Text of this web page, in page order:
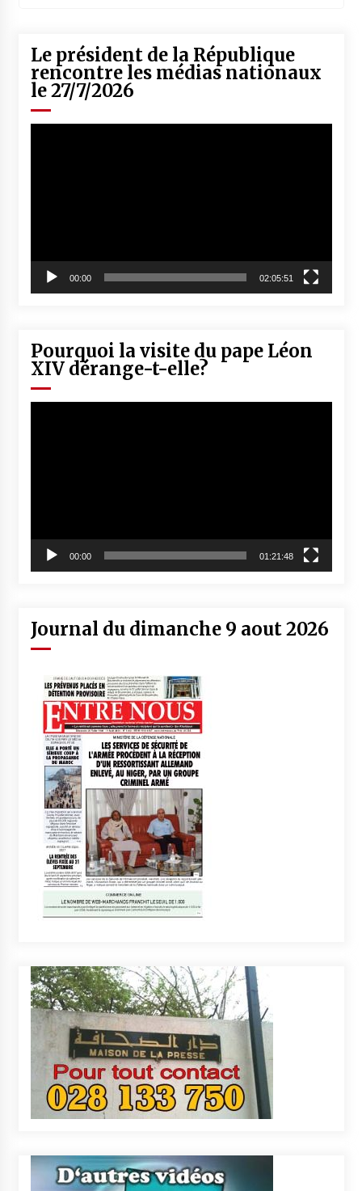
Le président de la République
rencontre les médias nationaux
le 27/7/2026
00:00 02:05:51
Pourquoi la visite du pape Léon
XIV dérange-t-elle?
00:00 01:21:48
Journal du dimanche 9 aout 2026